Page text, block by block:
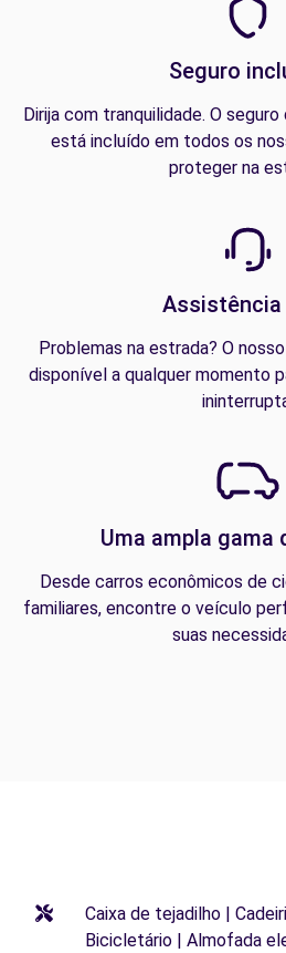
Seguro
Dirija com tranquilidade. O
está incluído em todos os
proteger na
Assistência
Problemas na estrada? O
disponível a qualquer momento
Uma ampla gama
Desde carros econômicos de
familiares, encontre o veículo
suas
Caixa de tejadilho |
Bicicletário | Almofada